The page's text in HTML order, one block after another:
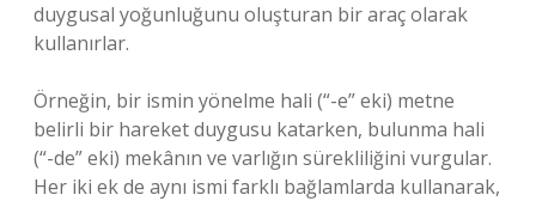
duygusal yoğunluğunu oluşturan bir araç olarak
kullanırlar.
Örneğin, bir ismin yönelme hali (“-e” eki) metne
belirli bir hareket duygusu katarken, bulunma hali
(“-de” eki) mekânın ve varlığın sürekliliğini vurgular.
Her iki ek de aynı ismi farklı bağlamlarda kullanarak,